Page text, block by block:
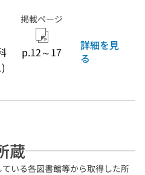
掲載ページ
p.12～17
詳細を見
る
蔵
いる各図書館等から取得した所